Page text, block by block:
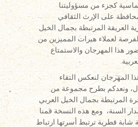
كجزء من مسؤوليتنا
على الإرث الثقافي
العريقة المرتبطة بجمال الخيل
لعملاء هيرات المميزين من
هذا المهرجان والاستمتاع
المهرجان لنعكس التقاء
ونعدكم بطرح مجموعة من
المرتبطة بجمال الخيل العربي
السنة، ومع هذه النسخة قمنا
شابة قطرية ترتبط أسرتها ارتباط